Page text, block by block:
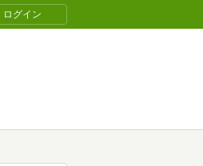
ログイン